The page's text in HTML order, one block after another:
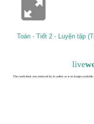
Toán - Tiết 2 - Luyện tập
live